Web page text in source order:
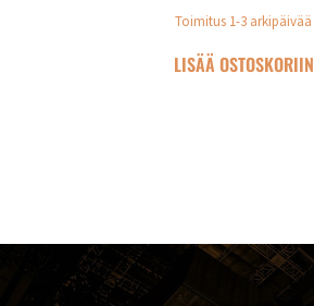
Toimitus 1-3 arkipäivää
LISÄÄ OSTOSKORIIN
FOOTER